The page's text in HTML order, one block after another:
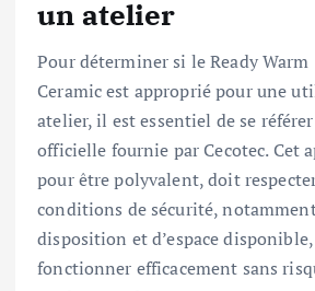
un atelier
Pour déterminer si le Ready
Ceramic est approprié pour une
atelier, il est essentiel de se
officielle fournie par Cecotec. Cet
pour être polyvalent, doit
conditions de sécurité,
disposition et d’espace
fonctionner efficacement sans